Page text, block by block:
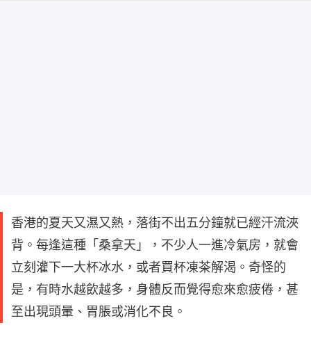
香港的夏天又濕又熱，落街不出五分鐘就已經汗流浹
背。每逢這種「桑拿天」，不少人一進冷氣房，就會
立刻灌下一大杯冰水，或者買杯凍茶解渴。奇怪的
是，有時水越飲越多，身體反而覺得愈來愈疲倦，甚
至出現頭暈、胃脹或消化不良。